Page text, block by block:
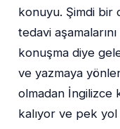
konuyu. Şimdi
tedavi
konuşma diye
ve yazmaya
olmadan İngilizce
kalıyor ve pek yol